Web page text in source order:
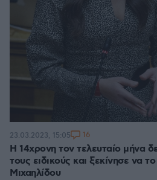
Η 14χρονη τον τελευταίο μήνα
τους ειδικούς και ξεκίνησε να
Μιχαηλίδου
23.03.2023, 15:05 16